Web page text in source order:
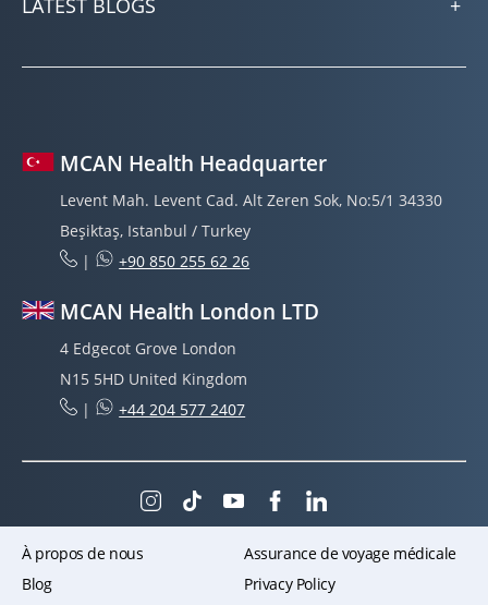
LATEST BLOGS
MCAN Health Headquarter
Levent Mah. Levent Cad. Alt Zeren Sok, No:5/1 34330
Beşiktaş, Istanbul / Turkey
|
+90 850 255 62 26
MCAN Health London LTD
4 Edgecot Grove London
N15 5HD United Kingdom
|
+44 204 577 2407
À propos de nous
Assurance de voyage médicale
Blog
Privacy Policy